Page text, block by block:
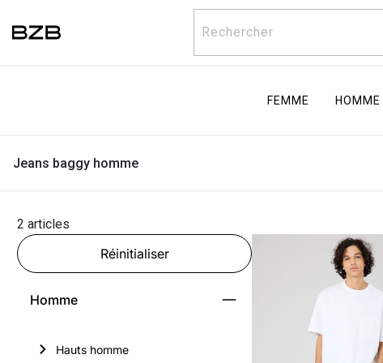
Rechercher
FEMME HOMME
Jeans baggy homme
2 articles
Réinitialiser
Homme
Hauts homme